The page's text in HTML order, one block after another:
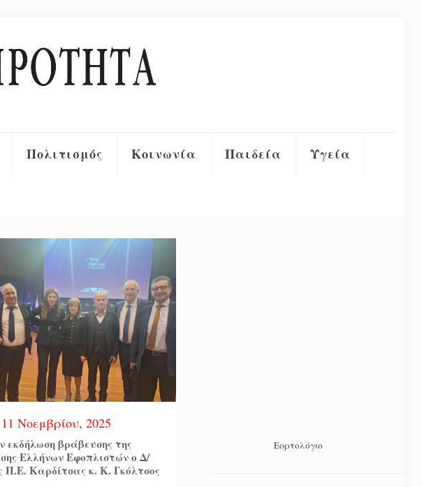
Πολιτισμός Κοινωνία Παιδεία Υγεία
11 Νοεμβρίου, 2025
εκδήλωση βράβευσης της
Ελλήνων Εφοπλιστών ο Δ/
Π.Ε. Καρδίτσας κ. Κ. Γκόλτσος
Εορτολόγιο